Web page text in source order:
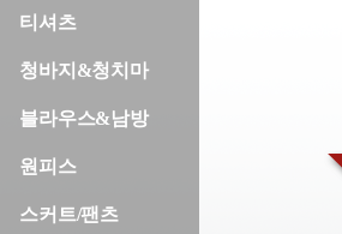
티셔츠
청바지&청치마
블라우스&남방
원피스
스커트/팬츠